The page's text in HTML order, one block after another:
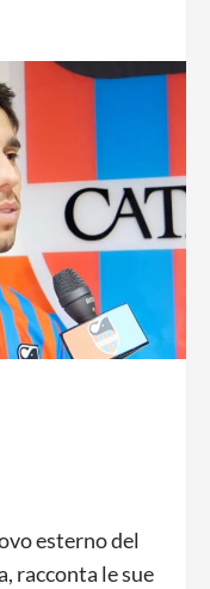
esterno del
racconta le sue